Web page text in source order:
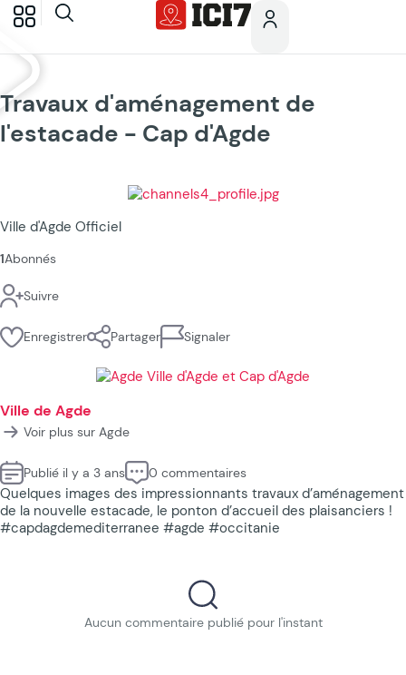
Travaux d'aménagement de
l'estacade - Cap d'Agde
Ville d'Agde Officiel
1Abonnés
Suivre
Enregistrer Partager Signaler
Ville de Agde
Voir plus sur Agde
Publié il y a 3 ans 0 commentaires
Quelques images des impressionnants travaux d’aménagement
de la nouvelle estacade, le ponton d’accueil des plaisanciers !
#capdagdemediterranee #agde #occitanie
Aucun commentaire publié pour l'instant